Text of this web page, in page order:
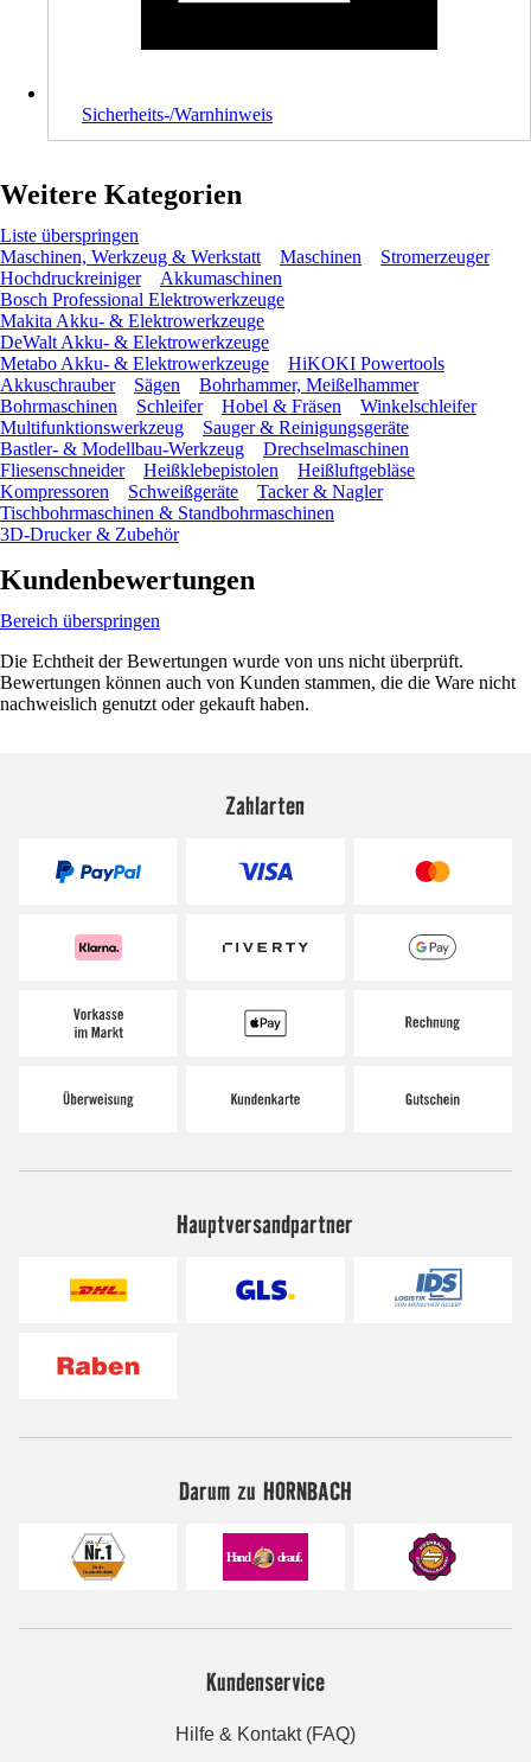
Sicherheits-/Warnhinweis
Weitere Kategorien
Liste überspringen
Maschinen, Werkzeug & Werkstatt
Maschinen
Stromerzeuger
Hochdruckreiniger
Akkumaschinen
Bosch Professional Elektrowerkzeuge
Makita Akku- & Elektrowerkzeuge
DeWalt Akku- & Elektrowerkzeuge
Metabo Akku- & Elektrowerkzeuge
HiKOKI Powertools
Akkuschrauber
Sägen
Bohrhammer, Meißelhammer
Bohrmaschinen
Schleifer Hobel & Fräsen
Winkelschleifer
Multifunktionswerkzeug
Sauger & Reinigungsgeräte
Bastler- & Modellbau-Werkzeug
Drechselmaschinen
Fliesenschneider
Heißklebepistolen
Heißluftgebläse
Kompressoren
Schweißgeräte
Tacker & Nagler
Tischbohrmaschinen & Standbohrmaschinen
3D-Drucker & Zubehör
Kundenbewertungen
Bereich überspringen
Die Echtheit der Bewertungen wurde von uns nicht überprüft.
Bewertungen können auch von Kunden stammen, die die Ware nicht
nachweislich genutzt oder gekauft haben.
Zahlarten
Hauptversandpartner
Darum zu HORNBACH
Kundenservice
Hilfe & Kontakt (FAQ)